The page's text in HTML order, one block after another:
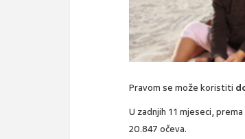
Pravom se može koristiti
U zadnjih 11 mjeseci,
20.847 očeva.